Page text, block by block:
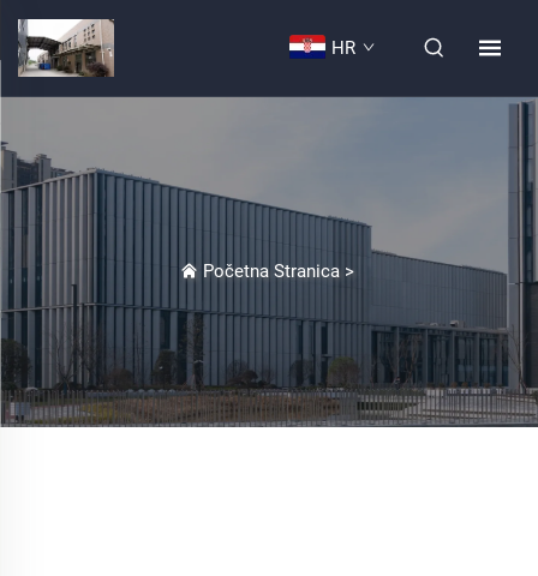
HR
Početna Stranica>